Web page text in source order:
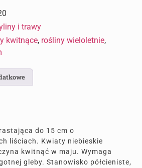
i trawy
kwitnące, rośliny wieloletnie,
do 15 cm o
liściach. Kwiaty niebieskie
kwitnąć w maju. Wymaga
gleby. Stanowisko półcieniste,